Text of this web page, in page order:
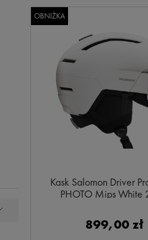
Kask Salomon Driver
PHOTO Mips White
899,00 zł
OBNIŻKA